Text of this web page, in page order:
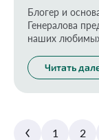
Блогер и
Генералова
наших
Читать
1 2